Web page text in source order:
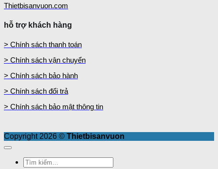
Thietbisanvuon.com
hỗ trợ khách hàng
> Chính sách thanh toán
> Chính sách vận chuyển
> Chính sách bảo hành
> Chính sách đổi trả
> Chính sách bảo mật thông tin
Copyright 2026 © Thietbisanvuon
Tìm